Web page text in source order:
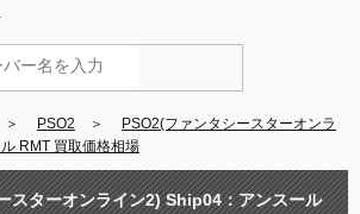
＞ PSO2 ＞
PSO2(ファンタシースターオンラ
RMT 買取価格相場
スターオンライン2) Ship04：アンスール